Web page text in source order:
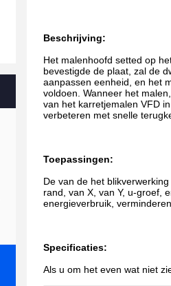
Beschrijving:
Het malenhoofd setted op
bevestigde de plaat, zal de
aanpassen eenheid, en het
voldoen. Wanneer het
van het karretjemalen VFD
verbeteren met snelle
Toepassingen:
De van de het
rand, van X, van Y, u-groef,
energieverbruik,
Specificaties:
Als u om het even wat niet